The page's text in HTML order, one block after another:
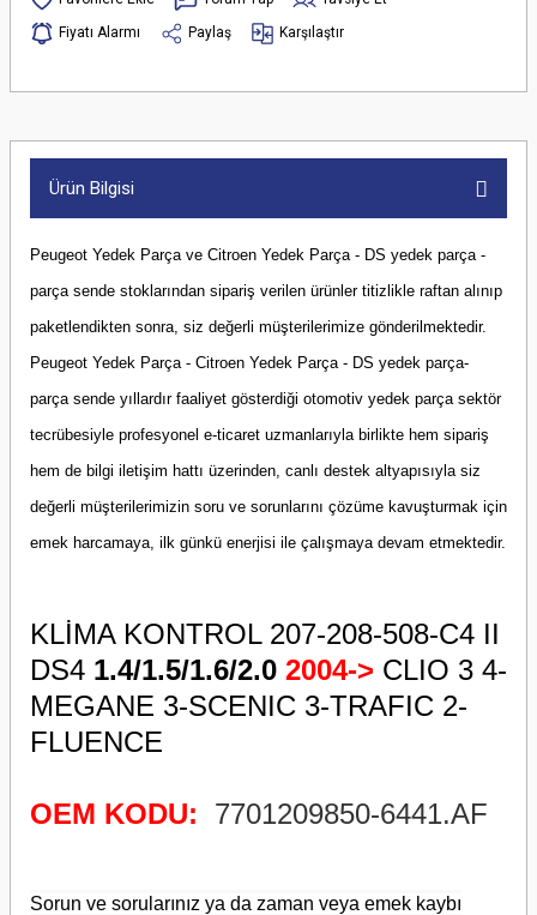
Fiyatı Alarmı
Paylaş Karşılaştır
Ürün Bilgisi
Peugeot Yedek Parça ve Citroen Yedek Parça - DS yedek parça -
parça sende stoklarından sipariş verilen ürünler titizlikle raftan alınıp
paketlendikten sonra, siz değerli müşterilerimize gönderilmektedir.
Peugeot Yedek Parça - Citroen Yedek Parça - DS yedek parça-
parça sende yıllardır faaliyet gösterdiği otomotiv yedek parça sektör
tecrübesiyle profesyonel e-ticaret uzmanlarıyla birlikte hem sipariş
hem de bilgi iletişim hattı üzerinden, canlı destek altyapısıyla siz
değerli müşterilerimizin soru ve sorunlarını çözüme kavuşturmak için
emek harcamaya, ilk günkü enerjisi ile çalışmaya devam etmektedir.
KLİMA KONTROL 207-208-508-C4 II
DS4 1.4/1.5/1.6/2.0 2004-> CLIO 3 4-
MEGANE 3-SCENIC 3-TRAFIC 2-
FLUENCE
OEM KODU: 7701209850-6441.AF
Sorun ve sorularınız ya da zaman veya emek kaybı